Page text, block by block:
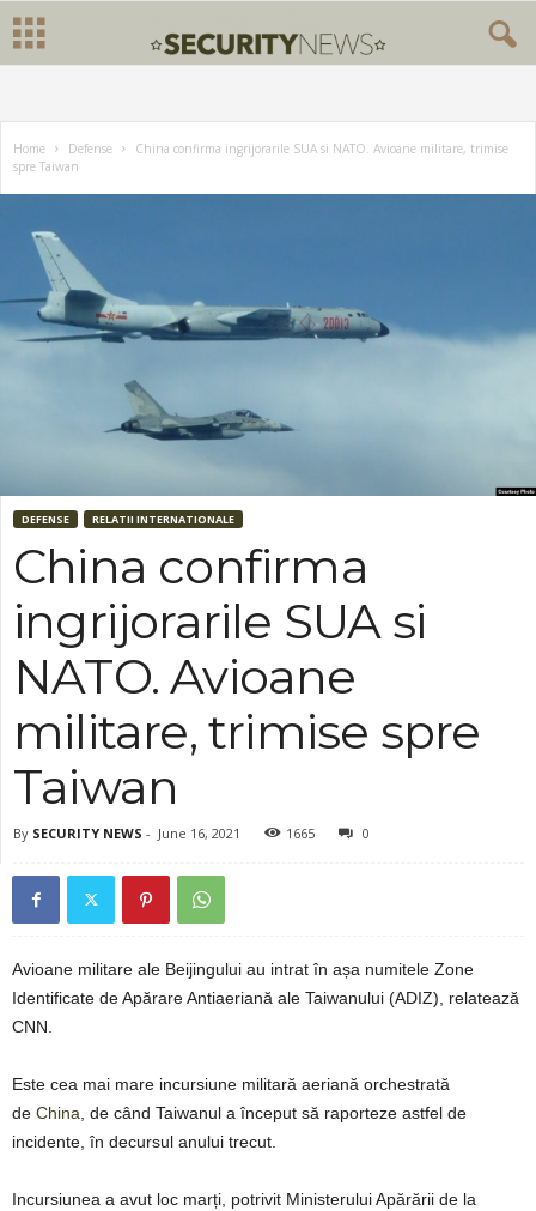
Home Defense
China confirma ingrijorarile SUA si NATO. Avioane militare, trimise
spre Taiwan
DEFENSE RELATII INTERNATIONALE
China confirma
ingrijorarile SUA si
NATO. Avioane
militare, trimise spre
Taiwan
By SECURITY NEWS - June 16, 2021 1665 0
Avioane militare ale Beijingului au intrat în așa numitele Zone
Identificate de Apărare Antiaeriană ale Taiwanului (ADIZ), relatează
CNN.
Este cea mai mare incursiune militară aeriană orchestrată
de China , de când Taiwanul a început să raporteze astfel de
incidente, în decursul anului trecut.
Incursiunea a avut loc marți, potrivit Ministerului Apărării de la